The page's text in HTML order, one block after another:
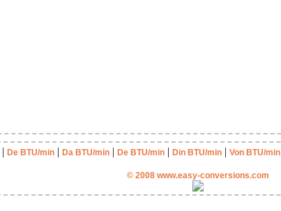
De BTU/min Da BTU/min De BTU/min Din BTU/min Von BTU/min
© 2008 www.easy-conversions.com